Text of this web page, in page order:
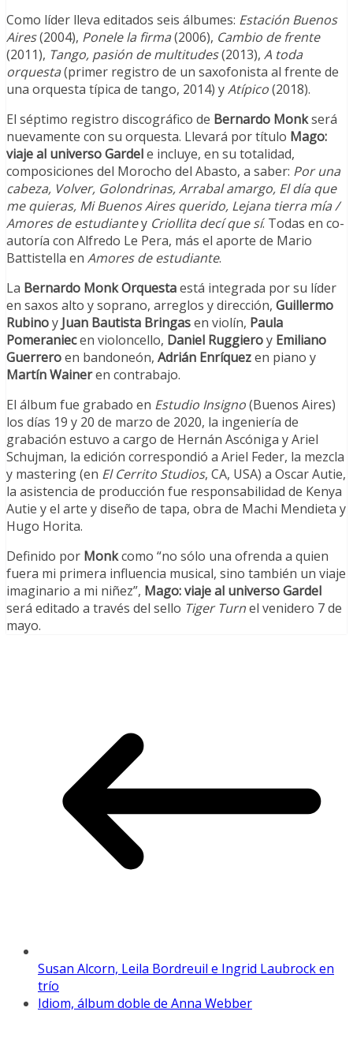
Como líder lleva editados seis álbumes: Estación Buenos
Aires(2004), Ponele la firma(2006), Cambio de frente
(2011), Tango, pasión de multitudes(2013), A toda
orquesta(primer registro de un saxofonista al frente de
una orquesta típica de tango, 2014) yAtípico(2018).
El séptimo registro discográfico de Bernardo Monkserá
nuevamente con su orquesta. Llevará por título Mago:
viaje al universo Gardele incluye, en su totalidad,
composiciones del Morocho del Abasto, a saber: Por una
cabeza, Volver, Golondrinas, Arrabal amargo, El día que
me quieras, Mi Buenos Aires querido, Lejana tierra mía /
Amores de estudiantey Criollita decí que sí. Todas en co-
autoría con Alfredo Le Pera, más el aporte de Mario
Battistella en Amores de estudiante.
La Bernardo Monk Orquestaestá integrada por su líder
en saxos alto y soprano, arreglos y dirección, Guillermo
Rubinoy Juan Bautista Bringasen violín, Paula
Pomeraniecen violoncello, Daniel Ruggieroy Emiliano
Guerreroen bandoneón, Adrián Enríquezen piano y
Martín Waineren contrabajo.
El álbum fue grabado en Estudio Insigno(Buenos Aires)
los días 19 y 20 de marzo de 2020, la ingeniería de
grabación estuvo a cargo de Hernán Ascóniga y Ariel
Schujman, la edición correspondió a Ariel Feder, la mezcla
y mastering (en El Cerrito Studios, CA, USA) a Oscar Autie,
la asistencia de producción fue responsabilidad de Kenya
Autie y el arte y diseño de tapa, obra de Machi Mendieta y
Hugo Horita.
Definido por Monkcomo “no sólo una ofrenda a quien
fuera mi primera influencia musical, sino también un viaje
imaginario a mi niñez”, Mago: viaje al universo Gardel
será editado a través del sello Tiger Turnel venidero 7 de
mayo.
Susan Alcorn, Leila Bordreuil e Ingrid Laubrock en
trío
Idiom, álbum doble de Anna Webber